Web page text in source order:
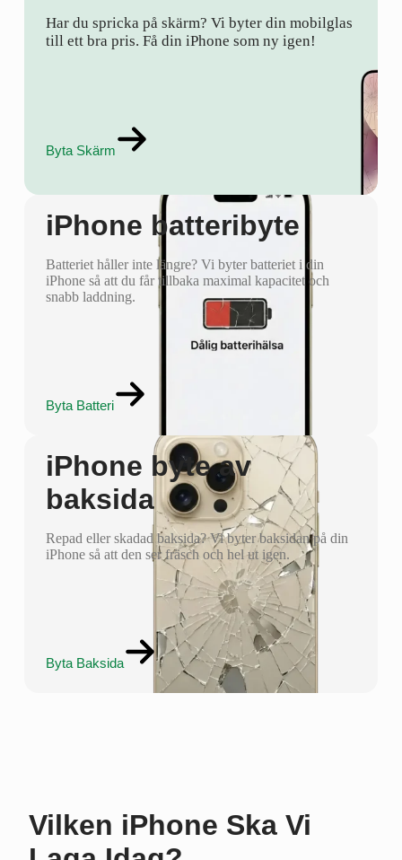
Har du spricka på skärm? Vi byter din mobilglas
till ett bra pris. Få din iPhone som ny igen!
Byta Skärm
iPhone batteribyte
Batteriet håller inte längre? Vi byter batteriet i din
iPhone så att du får tillbaka maximal kapacitet och
snabb laddning.
Byta Batteri
iPhone byte av
baksida
Repad eller skadad baksida? Vi byter baksidan på din
iPhone så att den ser fräsch och hel ut igen.
Byta Baksida
Vilken iPhone Ska Vi